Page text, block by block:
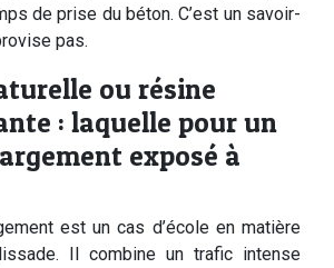
de prise du béton. C’est un savoir-
pas.
ou résine
: laquelle pour un
exposé à
est un cas d’école en matière
Il combine un trafic intense